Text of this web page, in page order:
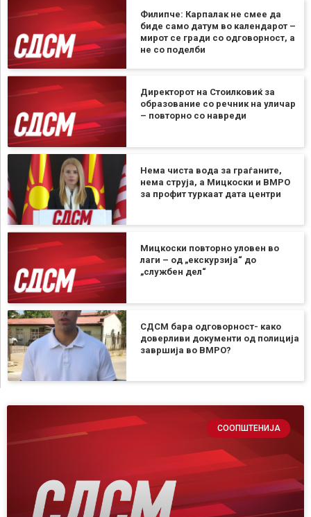
Филипче: Карпалак не смее да
биде само датум во календарот –
мирот се гради со одговорност, а
не со поделби
Директорот на Стоилковиќ за
образование со речник на уличар
– повторно со навреди
Нема чиста вода за граѓаните,
нема струја, а Мицкоски и ВМРО
за профит туркаат дата центри
Мицкоски повторно уловен во
лаги – од „екскурзија“ до
„службен дел“
СДСМ бара одговорност- како
доверливи документи од полиција
завршија во ВМРО?
СООПШТЕНИЈА